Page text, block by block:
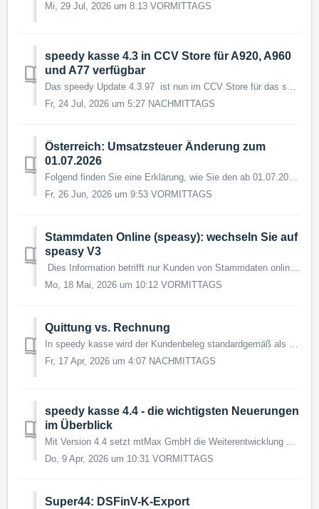
Mi, 29 Jul, 2026 um 8:13 VORMITTAGS
speedy kasse 4.3 in CCV Store für A920, A960
und A77 verfügbar
Das speedy Update 4.3.97 ist nun im CCV Store für das speedy pay CCV A920 (und A960, A77) verfügbar. Details zu den neuen Funktion finden Sie im Hand...
Fr, 24 Jul, 2026 um 5:27 NACHMITTAGS
Österreich: Umsatzsteuer Änderung zum
01.07.2026
Folgend finden Sie eine Erklärung, wie Sie den ab 01.07.2026 neu geltenden Umsatzsteuersatz von 4,9% in der Kasse konfigurieren: Der neue Umsatzsteuersa...
Fr, 26 Jun, 2026 um 9:53 VORMITTAGS
Stammdaten Online (speasy): wechseln Sie auf
speasy V3
Dies Information betrifft nur Kunden von Stammdaten online (speasy) unseres Partners moVus (nicht zu verwechseln mit speedy cloud). Wichtiger Hinwei...
Mo, 18 Mai, 2026 um 10:12 VORMITTAGS
Quittung vs. Rechnung
In speedy kasse wird der Kundenbeleg standardgemäß als "Quittung" bezeichnet. Wir erhalten immer wieder Anfragen, ob das so richtig ist, we...
Fr, 17 Apr, 2026 um 4:07 NACHMITTAGS
speedy kasse 4.4 - die wichtigsten Neuerungen
im Überblick
Mit Version 4.4 setzt mtMax GmbH die Weiterentwicklung seines erfolgreichen Kassensystems konsequent fort. Die bewährte, einfach zu bedienende Android-So...
Do, 9 Apr, 2026 um 10:31 VORMITTAGS
Super44: DSFinV-K-Export